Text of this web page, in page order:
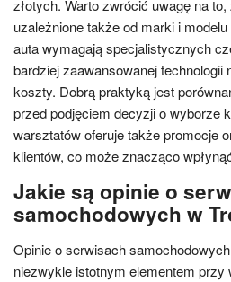
złotych. Warto zwrócić uwagę na
uzależnione także od marki i
auta wymagają specjalistycznych
bardziej zaawansowanej technologii
koszty. Dobrą praktyką jest
przed podjęciem decyzji o wyborze
warsztatów oferuje także promocje
klientów, co może znacząco
Jakie są opinie o
samochodowych w
Opinie o serwisach
niezwykle istotnym elementem przy